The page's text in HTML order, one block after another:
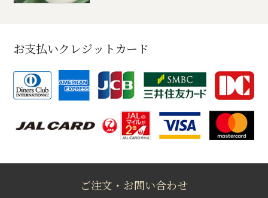
お支払いクレジットカード
ご注文・お問い合わせ